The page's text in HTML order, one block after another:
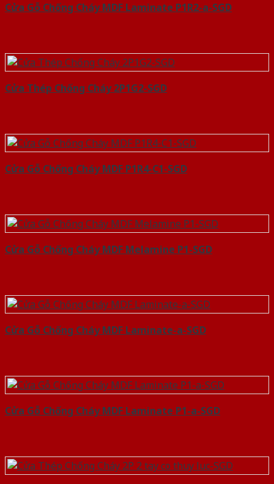
Cửa Gỗ Chống Cháy MDF Laminate P1R2-a-SGD
Cửa Thép Chống Cháy 2P1G2-SGD
Cửa Gỗ Chống Cháy MDF P1R4-C1-SGD
Cửa Gỗ Chống Cháy MDF Melamine P1-SGD
Cửa Gỗ Chống Cháy MDF Laminate-a-SGD
Cửa Gỗ Chống Cháy MDF Laminate P1-a-SGD